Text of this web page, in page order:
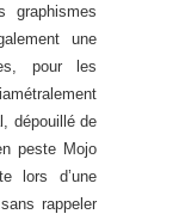
graphismes
une
pour les
dépouillé de
peste Mojo
lors d’une
rappeler